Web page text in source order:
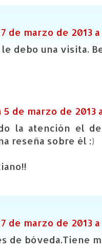
7 de marzo de 2013 a
le debo una visita.
5 de marzo de 2013
la atención el
reseña sobre él :)
7 de marzo de 2013
de bóveda.Tiene